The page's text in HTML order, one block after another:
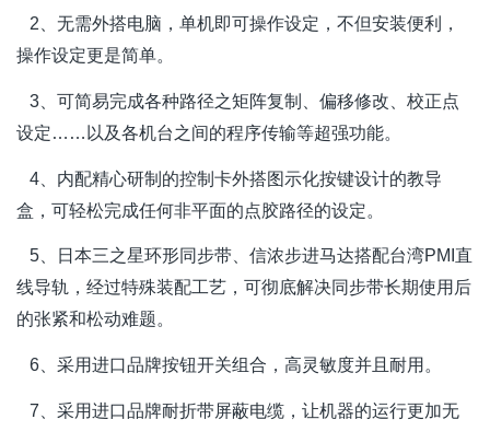
2、无需外搭电脑，单机即可操作设定，不但安装便利，
操作设定更是简单。
3、可简易完成各种路径之矩阵复制、偏移修改、校正点
设定……以及各机台之间的程序传输等超强功能。
4、内配精心研制的控制卡外搭图示化按键设计的教导
盒，可轻松完成任何非平面的点胶路径的设定。
5、日本三之星环形同步带、信浓步进马达搭配台湾PMI直
线导轨，经过特殊装配工艺，可彻底解决同步带长期使用后
的张紧和松动难题。
6、采用进口品牌按钮开关组合，高灵敏度并且耐用。
7、采用进口品牌耐折带屏蔽电缆，让机器的运行更加无